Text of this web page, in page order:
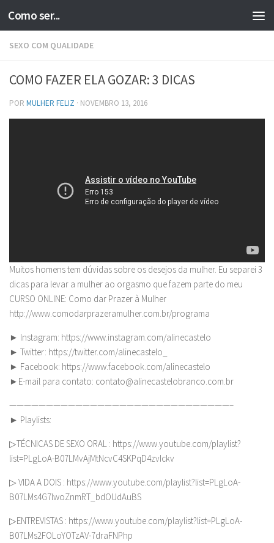
Skip to content
Como ser...
SEXO COM QUALIDADE
COMO FAZER ELA GOZAR: 3 DICAS
POR MULHER FELIZ · NOVEMBRO 13, 2016
Muitos homens tem dúvidas sobre os desejos da mulher. Eu separei 3
dicas para levar a mulher ao orgasmo que fazem parte do meu
CURSO ONLINE: Como dar Prazer à Mulher
http://www.comodarprazeramulher.com.br/programa
► Instagram: https://www.instagram.com/alinecastelo
► Twitter: https://twitter.com/alinecastelo_
► Facebook: https://www.facebook.com/alinecastelo
►E-mail para contato: contato@alinecastelobranco.com.br
——————————————————————————————–
► Playlists:
▷TÉCNICAS DE SEXO ORAL : https://www.youtube.com/playlist?
list=PLgLoA-B07LMvAjMtNcvC4SKPqD4zvIckv
▷ VIDA A DOIS : https://www.youtube.com/playlist?list=PLgLoA-
B07LMs4G7lwoZnmRT_bdOUdAuBS
▷ENTREVISTAS : https://www.youtube.com/playlist?list=PLgLoA-
B07LMs2FOLoYOTzAV-7draFNPhp